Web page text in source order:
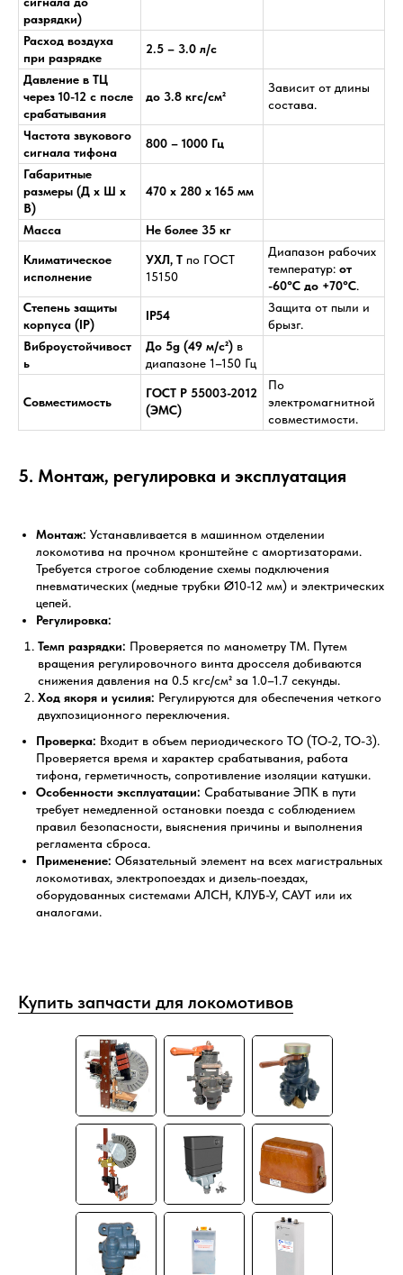
разрядки)
Расход воздуха
при разрядке
2.5 – 3.0 л/с
Давление в ТЦ
через 10-12 с после
срабатывания
до 3.8 кгс/см²
Зависит от длины
состава.
Частота звукового
сигнала тифона
800 – 1000 Гц
Габаритные
размеры (Д х Ш х
В)
470 x 280 x 165 мм
Масса Не более 35 кг
Климатическое
исполнение
УХЛ, Т по ГОСТ
15150
Диапазон рабочих
температур: от
-60°C до +70°C.
Степень защиты
корпуса (IP)
IP54
Защита от пыли и
брызг.
Виброустойчивост
ь
До 5g (49 м/с²) в
диапазоне 1–150 Гц
Совместимость
ГОСТ Р 55003-2012
(ЭМС)
По
электромагнитной
совместимости.
5. Монтаж, регулировка и эксплуатация
Монтаж: Устанавливается в машинном отделении
локомотива на прочном кронштейне с амортизаторами.
Требуется строгое соблюдение схемы подключения
пневматических (медные трубки Ø10-12 мм) и электрических
цепей.
Регулировка:
Темп разрядки: Проверяется по манометру ТМ. Путем
вращения регулировочного винта дросселя добиваются
снижения давления на 0.5 кгс/см² за 1.0–1.7 секунды.
Ход якоря и усилия: Регулируются для обеспечения четкого
двухпозиционного переключения.
Проверка: Входит в объем периодического ТО (ТО-2, ТО-3).
Проверяется время и характер срабатывания, работа
тифона, герметичность, сопротивление изоляции катушки.
Особенности эксплуатации: Срабатывание ЭПК в пути
требует немедленной остановки поезда с соблюдением
правил безопасности, выяснения причины и выполнения
регламента сброса.
Применение: Обязательный элемент на всех магистральных
локомотивах, электропоездах и дизель-поездах,
оборудованных системами АЛСН, КЛУБ-У, САУТ или их
аналогами.
Купить запчасти для локомотивов